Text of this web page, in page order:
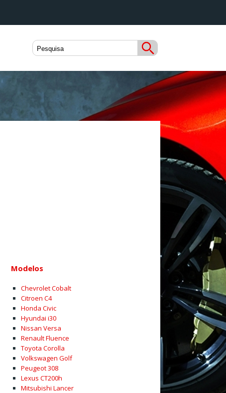
Modelos
Chevrolet Cobalt
Citroen C4
Honda Civic
Hyundai i30
Nissan Versa
Renault Fluence
Toyota Corolla
Volkswagen Golf
Peugeot 308
Lexus CT200h
Mitsubishi Lancer